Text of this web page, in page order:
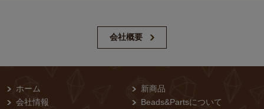
会社概要
ホーム
会社情報
新商品
Beads&Partsについて